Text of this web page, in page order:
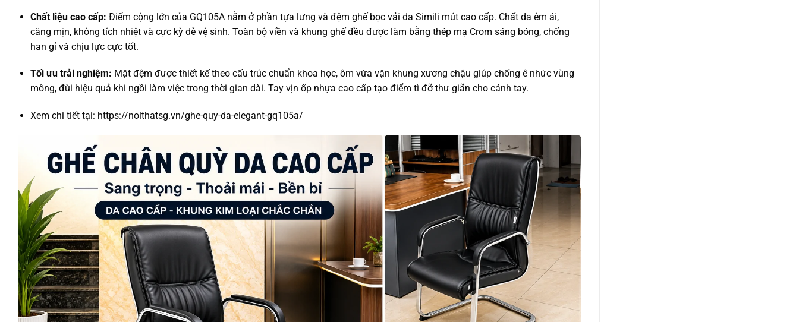
Chất liệu cao cấp: Điểm cộng lớn của GQ105A nằm ở phần tựa lưng và đệm ghế bọc vải da Simili mút cao cấp. Chất da êm ái,
căng mịn, không tích nhiệt và cực kỳ dễ vệ sinh. Toàn bộ viền và khung ghế đều được làm bằng thép mạ Crom sáng bóng, chống
han gỉ và chịu lực cực tốt.
Tối ưu trải nghiệm: Mặt đệm được thiết kế theo cấu trúc chuẩn khoa học, ôm vừa vặn khung xương chậu giúp chống ê nhức vùng
mông, đùi hiệu quả khi ngồi làm việc trong thời gian dài. Tay vịn ốp nhựa cao cấp tạo điểm tì đỡ thư giãn cho cánh tay.
Xem chi tiết tại: https://noithatsg.vn/ghe-quy-da-elegant-gq105a/